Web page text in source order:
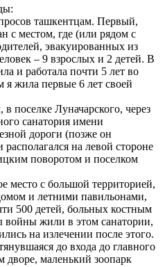
ташкентцам. Первый,
с местом, где (или рядом с
эвакуированных из
– 9 взрослых и 2 детей. В
и работала почти 5 лет во
жила первые 6 лет своей
поселке Луначарского, через
санатория имени
дороги (позже он
на левой стороне
поворотом и поселком
место с большой территорией,
и летними павильонами,
500 детей, больных костным
войны жили в этом санатории,
на излечении после этого.
до входа до главного
дворе, маленький зоопарк